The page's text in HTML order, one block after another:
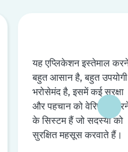
यह एप्लिकेशन इस्तेमाल
बहुत आसान है, बहुत
भरोसेमंद है, इसमें कई सुरक्षा
और पहचान को वेरिफ़ाई
के सिस्टम हैं जो सदस्यों को
सुरक्षित महसूस करवाते हैं।